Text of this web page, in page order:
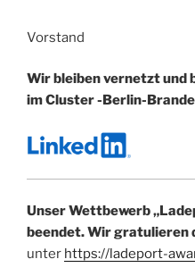
Vorstand
Wir bleiben vernetzt und
im Cluster -Berlin-
Unser Wettbewerb
beendet. Wir gratulieren
unter https://ladeport-